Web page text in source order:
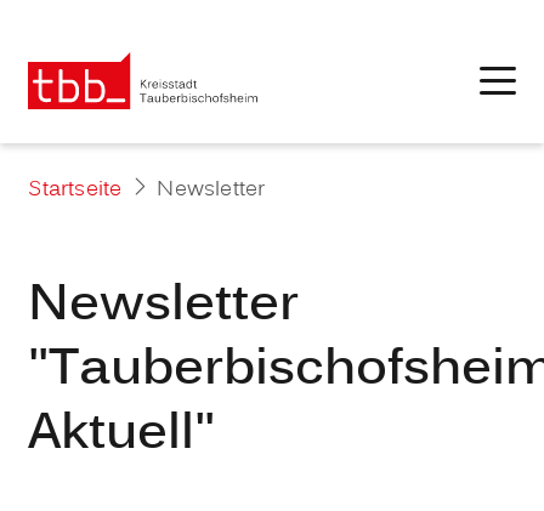
Startseite Newsletter
Newsletter
Aktuell"